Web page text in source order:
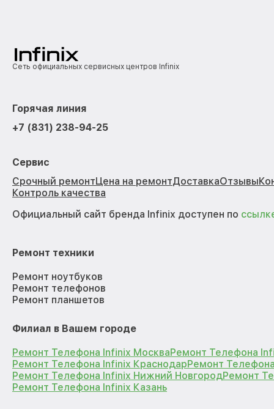
Сеть официальных сервисных центров Infinix
Горячая линия
+7 (831) 238-94-25
Сервис
Срочный ремонтЦена на ремонтДоставкаОтзывы
Контроль качества
Официальный сайт бренда Infinix доступен по
Ремонт техники
Ремонт ноутбуков
Ремонт телефонов
Ремонт планшетов
Филиал в Вашем городе
Ремонт Телефона Infinix МоскваРемонт Телефона
Ремонт Телефона Infinix КраснодарРемонт
Ремонт Телефона Infinix Нижний НовгородРемонт
Ремонт Телефона Infinix Казань